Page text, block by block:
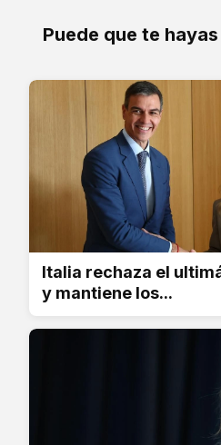
Puede que te
Italia rechaza el
y mantiene los...